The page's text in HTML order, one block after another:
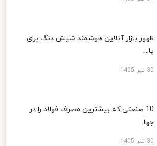
ظهور بازار آنلاین هوشمند شیش دنگ برای
پا...
30 تیر 1405
10 صنعتی که بیشترین مصرف فولاد را در
جها...
30 تیر 1405